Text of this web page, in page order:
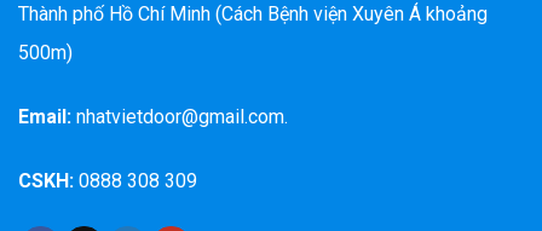
Thành phố Hồ Chí Minh (Cách Bệnh viện Xuyên Á khoảng
500m)
Email: nhatvietdoor@gmail.com.
CSKH: 0888 308 309